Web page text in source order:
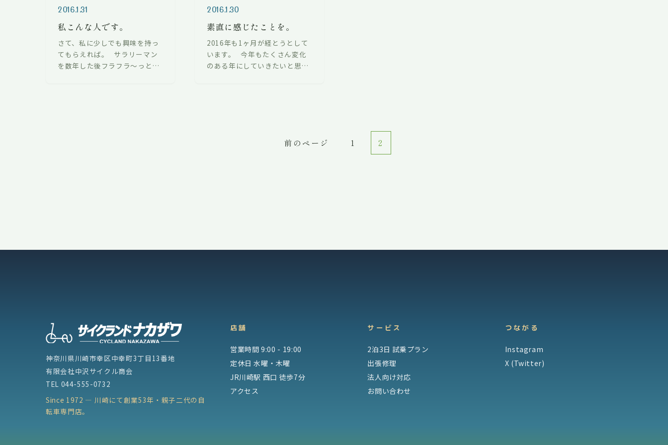
2016.1.31
私こんな人です。
さて、私に少しでも興味を持っ
てもらえれば。 サラリーマン
を数年した後フラフラ〜っと。
2016.1.30
素直に感じたことを。
2016年も1ヶ月が経とうとして
います。 今年もたくさん変化
のある年にしていきたいと思い
ー
前のページ 1 2
神奈川県川崎市幸区中幸町3丁目13番地
有限会社中沢サイクル商会
TEL 044-555-0732
Since 1972 — 川崎にて創業53年・親子二代の自
転車専門店。
店舗
営業時間 9:00 - 19:00
定休日 水曜・木曜
JR川崎駅 西口 徒歩7分
アクセス
サービス
2泊3日 試乗プラン
出張修理
法人向け対応
お問い合わせ
つながる
Instagram
X (Twitter)